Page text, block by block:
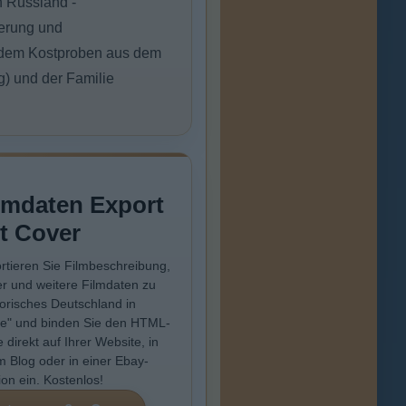
und
Kostproben aus dem
und der Familie
Export
Cover
Sie Filmbeschreibung,
und weitere Filmdaten zu
Deutschland in
und binden Sie den HTML-
direkt auf Ihrer Website, in
Blog oder in einer Ebay-
ein. Kostenlos!